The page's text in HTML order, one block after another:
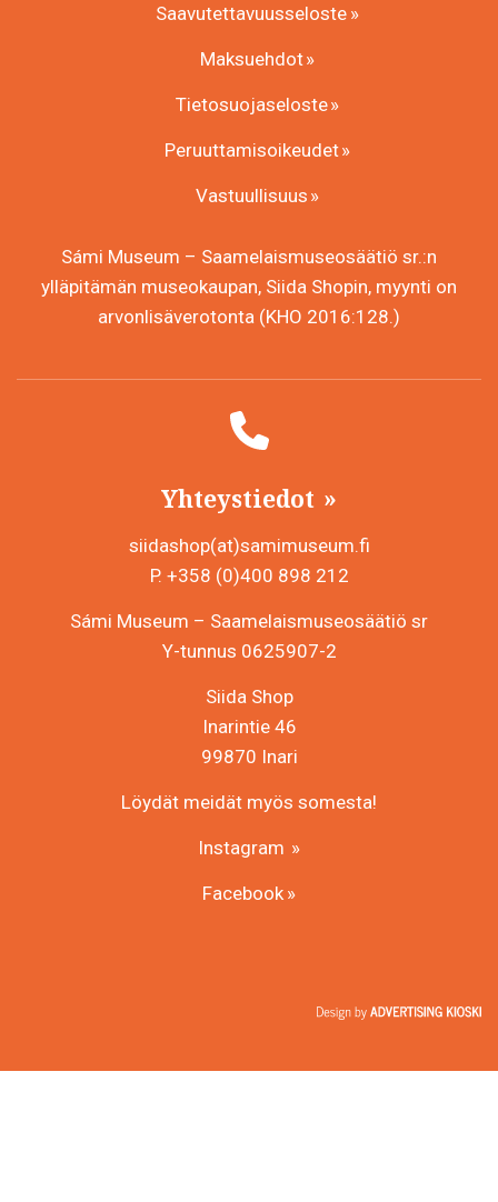
Saavutettavuusseloste
Maksuehdot
Tietosuojaseloste
Peruuttamisoikeudet
Vastuullisuus
Sámi Museum – Saamelaismuseosäätiö sr.:n
ylläpitämän museokaupan, Siida Shopin, myynti on
arvonlisäverotonta (KHO 2016:128.)
Yhteystiedot
siidashop(at)samimuseum.fi
P. +358 (0)400 898 212
Sámi Museum – Saamelaismuseosäätiö sr
Y-tunnus 0625907-2
Siida Shop
Inarintie 46
99870 Inari
Löydät meidät myös somesta!
Instagram
Facebook